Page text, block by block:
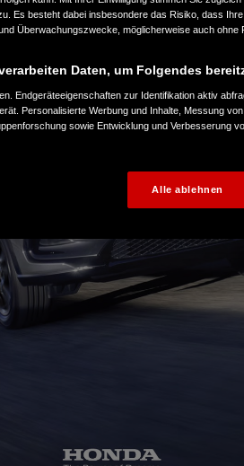
Es besteht dabei insbesondere das Risiko, dass
Überwachungszwecke, möglicherweise auch ohne
Daten, um Folgendes
Endgeräteeigenschaften zur Identifikation aktiv
Personalisierte Werbung und Inhalte, Messung
sowie Entwicklung und Verbesserung
Alle ablehnen